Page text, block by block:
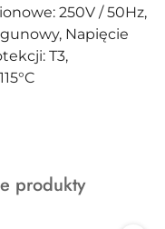
250V / 50Hz,
Napięcie
T3,
produkty